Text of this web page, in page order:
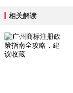
相关解读